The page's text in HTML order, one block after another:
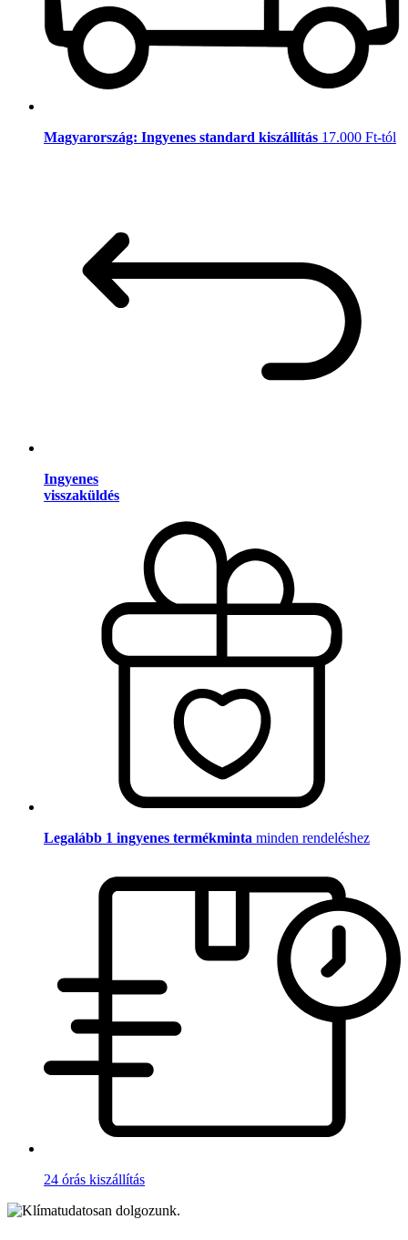
Magyarország: Ingyenes standard kiszállítás 17.000 Ft-tól
Ingyenes
visszaküldés
Legalább 1 ingyenes termékminta minden rendeléshez
24 órás kiszállítás